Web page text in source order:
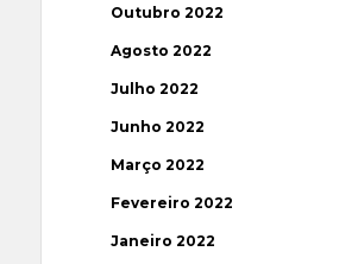
Outubro 2022
Agosto 2022
Julho 2022
Junho 2022
Março 2022
Fevereiro 2022
Janeiro 2022